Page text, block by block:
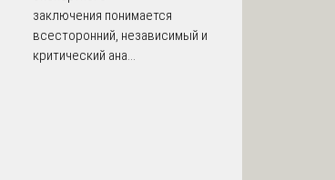
заключения понимается
всесторонний, независимый и
критический ана...